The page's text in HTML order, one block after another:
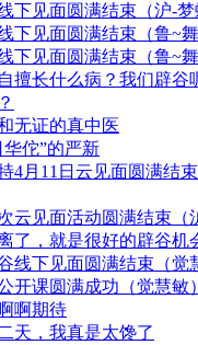
下见面圆满结束（沪-梦
下见面圆满结束（鲁~舞
下见面圆满结束（鲁~舞
擅长什么病？我们辟谷
无证的真中医
佗”的严新
4月11日云见面圆满结束
云见面活动圆满结束（
了，就是很好的辟谷机
线下见面圆满结束（觉
开课圆满成功（觉慧敏）
啊期待
天，我真是太馋了